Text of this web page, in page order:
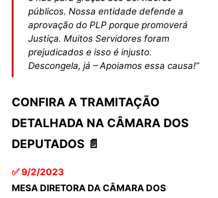
públicos. Nossa entidade defende a
aprovação do PLP porque promoverá
Justiça. Muitos Servidores foram
prejudicados e isso é injusto.
Descongela, já – Apoiamos essa causa!”
CONFIRA A TRAMITAÇÃO
DETALHADA NA CÂMARA DOS
DEPUTADOS 📄
✅9/2/2023
MESA DIRETORA DA CÂMARA DOS